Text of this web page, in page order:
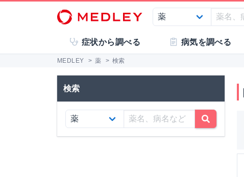
症状から調べる 病気を調べる
MEDLEY > 薬 > 検索
検索